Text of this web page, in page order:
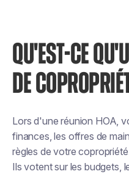
QU'EST-CE
DE
Lors d'une réunion HOA,
finances, les offres de
règles de votre
Ils votent sur les budgets,